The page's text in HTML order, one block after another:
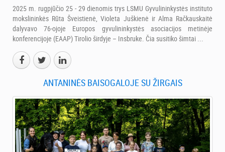
2025 m. rugpjūčio 25 - 29 dienomis trys LSMU Gyvulininkystės instituto
mokslininkės Rūta Šveistienė, Violeta Juškienė ir Alma Račkauskaitė
dalyvavo 76-ojoje Europos gyvulininkystės asociacijos metinėje
konferencijoje (EAAP) Tirolio širdyje – Insbruke. Čia susitiko šimtai ...
ANTANINĖS BAISOGALOJE SU ŽIRGAIS